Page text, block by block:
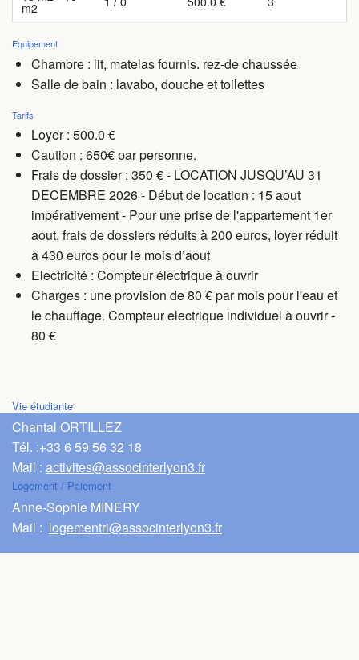
m2
Equipement
Chambre : lit, matelas fournis. rez-de chaussée
Salle de bain : lavabo, douche et toilettes
Tarifs
Loyer : 500.0 €
Caution : 650€ par personne.
Frais de dossier : 350 € - LOCATION JUSQU’AU 31
DECEMBRE 2026 - Début de location : 15 aout
impérativement - Pour une prise de l'appartement 1er
aout, frais de dossiers réduits à 200 euros, loyer réduit
à 430 euros pour le mois d’aout
Electricité : Compteur électrique à ouvrir
Charges : une provision de 80 € par mois pour l'eau et
le chauffage. Compteur electrique individuel à ouvrir -
80 €
Vie étudiante
Chantal ORTILLEZ
Tél. :+33 6 59 56 32 18
Mail : activites@associnterlyon3.fr
Logement / Paiement
Anne-Sophie MINERY
Mail : logementri@associnterlyon3.fr